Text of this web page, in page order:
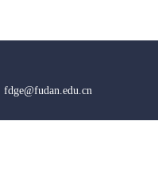
fdge@fudan.edu.cn